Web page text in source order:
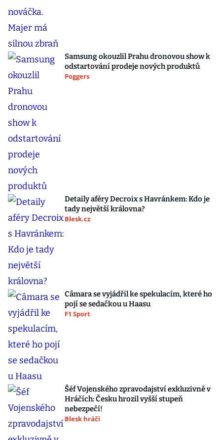
Samsung okouzlil Prahu dronovou show k
odstartování prodeje nových produktů
Poggers
Detaily aféry Decroix s Havránkem: Kdo je
tady největší královna?
Blesk.cz
Câmara se vyjádřil ke spekulacím, které ho
pojí se sedačkou u Haasu
F1 Sport
Šéf Vojenského zpravodajství exkluzivně v
Hráčích: Česku hrozil vyšší stupeň
nebezpečí!
Blesk hráči